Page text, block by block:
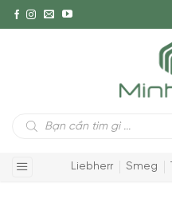
Tìm
kiếm
Liebherr Smeg